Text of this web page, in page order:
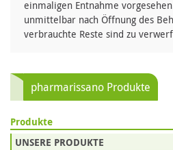
einmaligen Entnahme
unmittelbar nach Öffnung des
verbrauchte Reste sind zu
pharmarissano Produkte
Produkte
UNSERE PRODUKTE